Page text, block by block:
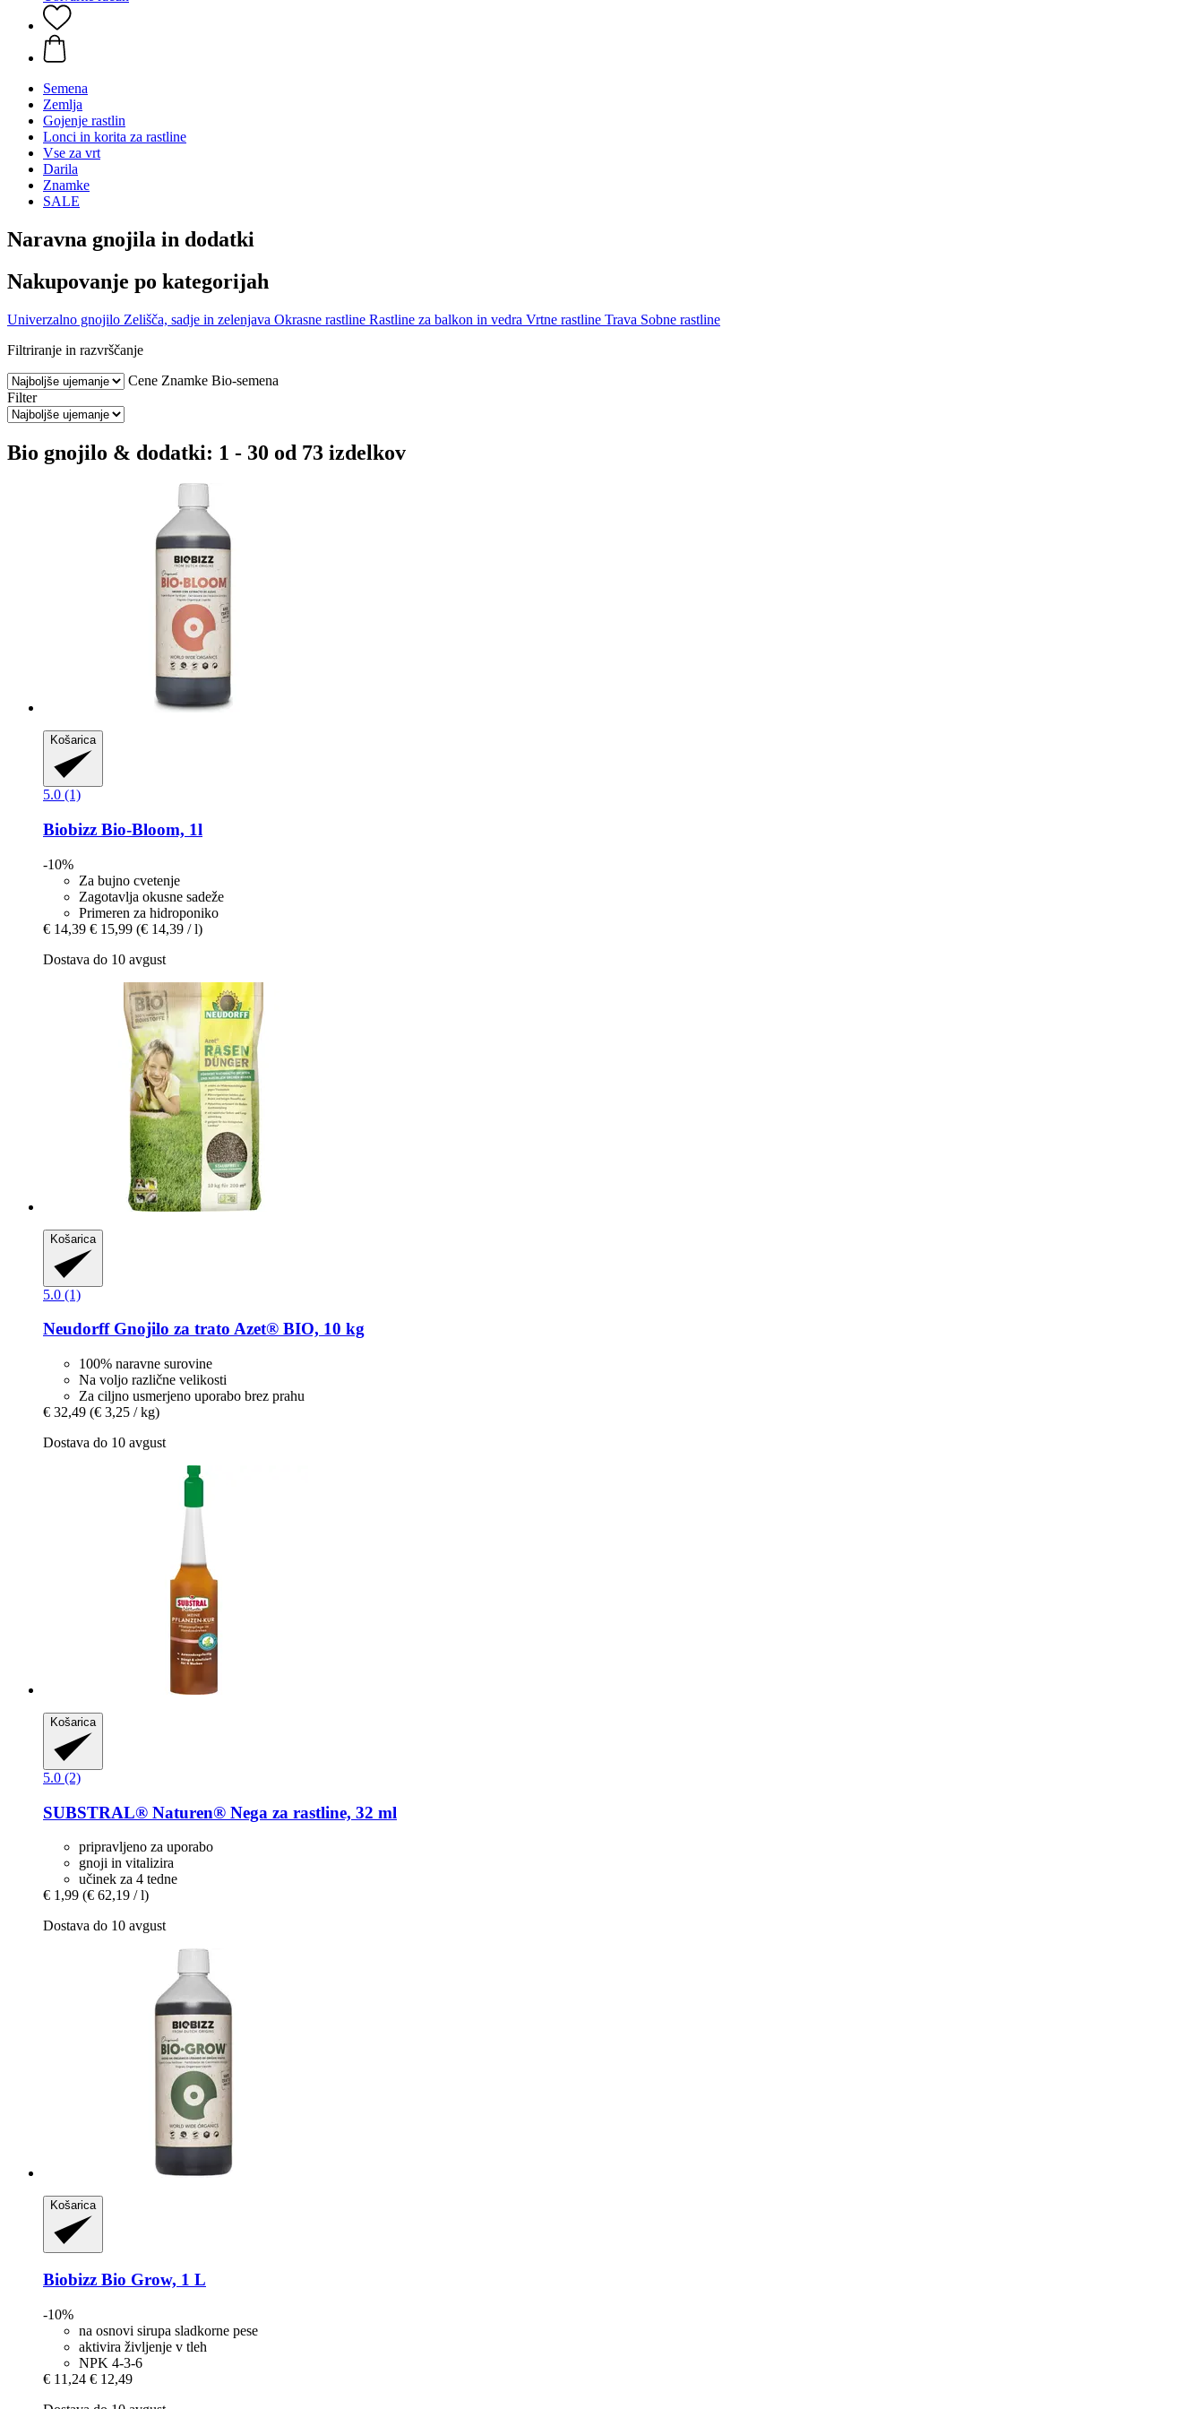
Semena
Zemlja
Gojenje rastlin
Lonci in korita za rastline
Vse za vrt
Darila
Znamke
SALE
Naravna gnojila in dodatki
Nakupovanje po kategorijah
Univerzalno gnojilo Zelišča, sadje in zelenjava Okrasne rastline Rastline za balkon in vedra Vrtne rastline Trava Sobne rastline
Filtriranje in razvrščanje
Cene Znamke Bio-semena
Filter
Bio gnojilo & dodatki: 1 - 30 od 73 izdelkov
Košarica
5.0 (1)
Biobizz Bio-​Bloom, 1l
-10%
Za bujno cvetenje
Zagotavlja okusne sadeže
Primeren za hidroponiko
€ 14,39 € 15,99 (€ 14,39 / l)
Dostava do 10 avgust
Košarica
5.0 (1)
NeudorffGnojilo za trato Azet® BIO, 10 kg
100% naravne surovine
Na voljo različne velikosti
Za ciljno usmerjeno uporabo brez prahu
€ 32,49 (€ 3,25 / kg)
Dostava do 10 avgust
Košarica
5.0 (2)
SUBSTRAL® Naturen® Nega za rastline, 32 ml
pripravljeno za uporabo
gnoji in vitalizira
učinek za 4 tedne
€ 1,99 (€ 62,19 / l)
Dostava do 10 avgust
Košarica
Biobizz Bio Grow, 1 L
-10%
na osnovi sirupa sladkorne pese
aktivira življenje v tleh
NPK 4-3-6
€ 11,24 € 12,49